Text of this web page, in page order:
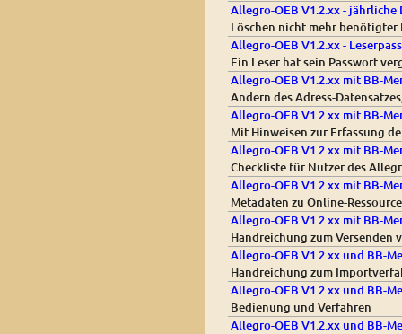
Allegro-OEB V1.2.xx - jährliche
Löschen nicht mehr
Allegro-OEB V1.2.xx -
Ein Leser hat sein Passwort
Allegro-OEB V1.2.xx mit BB-
Ändern des Adress-
Allegro-OEB V1.2.xx mit BB-
Mit Hinweisen zur Erfassung
Allegro-OEB V1.2.xx mit BB-
Checkliste für Nutzer des
Allegro-OEB V1.2.xx mit BB-
Metadaten zu Online-
Allegro-OEB V1.2.xx mit BB-
Handreichung zum Versenden
Allegro-OEB V1.2.xx und BB-
Handreichung zum
Allegro-OEB V1.2.xx und BB-
Bedienung und Verfahren
Allegro-OEB V1.2.xx und BB-